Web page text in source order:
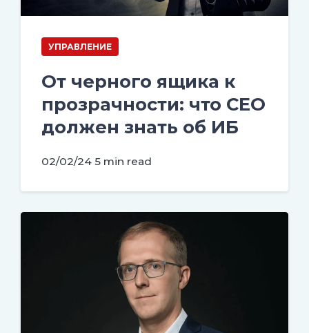
УПРАВЛЕНИЕ
От черного ящика к
прозрачности: что CEO
должен знать об ИБ
02/02/24 5 min read